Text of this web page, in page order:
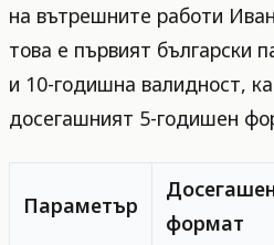
на вътрешните работи
това е първият български
и 10-годишна валидност,
досегашният 5-годишен
Параметър
формат